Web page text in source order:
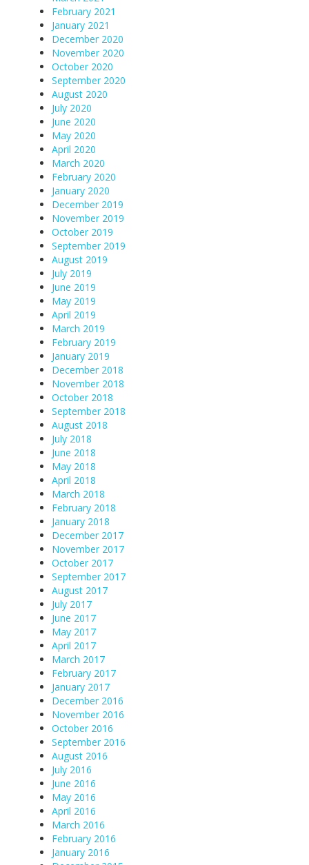
February 2021
January 2021
December 2020
November 2020
October 2020
September 2020
August 2020
July 2020
June 2020
May 2020
April 2020
March 2020
February 2020
January 2020
December 2019
November 2019
October 2019
September 2019
August 2019
July 2019
June 2019
May 2019
April 2019
March 2019
February 2019
January 2019
December 2018
November 2018
October 2018
September 2018
August 2018
July 2018
June 2018
May 2018
April 2018
March 2018
February 2018
January 2018
December 2017
November 2017
October 2017
September 2017
August 2017
July 2017
June 2017
May 2017
April 2017
March 2017
February 2017
January 2017
December 2016
November 2016
October 2016
September 2016
August 2016
July 2016
June 2016
May 2016
April 2016
March 2016
February 2016
January 2016